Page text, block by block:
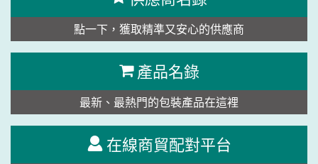
點一下，獲取精準又安心的供應商
產品名錄
最新、最熱門的包裝產品在這裡
在線商貿配對平台